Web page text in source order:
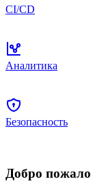
CI/CD
Аналитика
Безопасность
Добро